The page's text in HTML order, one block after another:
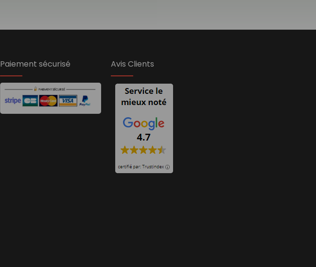
Paiement sécurisé Avis Clients